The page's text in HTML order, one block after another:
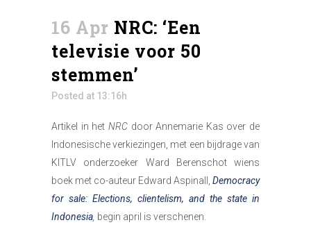
16 Apr NRC: ‘Een
televisie voor 50
stemmen’
Posted at 13:16h
Artikel in het NRCdoor Annemarie Kas over de
Indonesische verkiezingen, met een bijdrage van
KITLV onderzoeker Ward Berenschot wiens
boek met co-auteur Edward Aspinall,
Democracy
for sale: Elections, clientelism, and the state in
Indonesia begin april is verschenen.